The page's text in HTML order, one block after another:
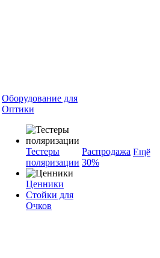
Оборудование для
Оптики
Тестеры
поляризации
Ценники
Стойки для
Очков
Распродажа
30%
Ещё